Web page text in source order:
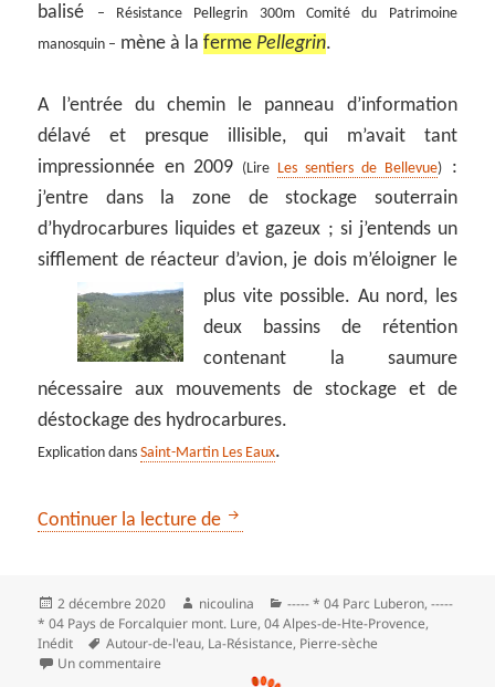
balisé
– Résistance Pellegrin 300m Comité du Patrimoine
manosquin – mène à laferme Pellegrin.
A l’entrée du chemin le panneau d’information
délavé et presque illisible, qui m’avait tant
impressionnée en 2009 (Lire Les sentiers de Bellevue)
:
j’entre dans la zone de stockage souterrain
d’hydrocarbures liquides et gazeux ; si j’entends un
sifflement de réacteur d’avion, je dois m’éloigner le
plus vite possible. Au nord, les
deux bassins de rétention
contenant la saumure
nécessaire aux mouvements de stockage et de
déstockage des hydrocarbures.
Explication dansSaint-Martin Les Eaux.
Continuer la lecture de La Thomassine sur les chemins
Publié
le
2 décembre 2020 Auteur
nicoulina Catégories
----- * 04 Parc Luberon,-----
* 04 Pays de Forcalquier mont. Lure,04 Alpes-de-Hte-Provence,
Inédit
Mots-
clés
Autour-de-l'eau, La-Résistance, Pierre-sèche
Un commentaire